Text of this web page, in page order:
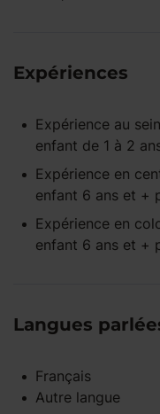
Expériences
Expérience au
enfant de 1 à 2
Expérience en
enfant 6 ans et +
Expérience en
enfant 6 ans et +
Langues
Français
Autre langue